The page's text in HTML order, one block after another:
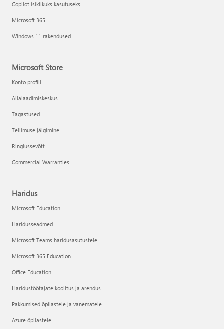
Copilot isiklikuks kasutuseks
Microsoft 365
Windows 11 rakendused
Microsoft Store
Konto profiil
Allalaadimiskeskus
Tagastused
Tellimuse jälgimine
Ringlussevõtt
Commercial Warranties
Haridus
Microsoft Education
Haridusseadmed
Microsoft Teams haridusasutustele
Microsoft 365 Education
Office Education
Haridustöötajate koolitus ja arendus
Pakkumised õpilastele ja vanematele
Azure õpilastele